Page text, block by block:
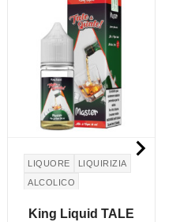
LIQUORE
LIQUIRIZIA
ALCOLICO
King Liquid TALE
